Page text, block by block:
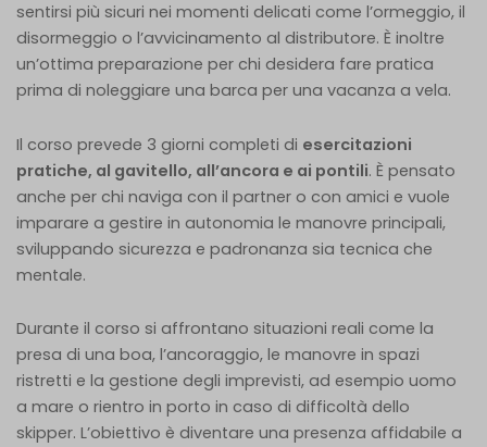
sentirsi più sicuri nei momenti delicati come l’ormeggio, il
disormeggio o l’avvicinamento al distributore. È inoltre
un’ottima preparazione per chi desidera fare pratica
prima di noleggiare una barca per una vacanza a vela.
Il corso prevede 3 giorni completi di esercitazioni
pratiche, al gavitello, all’ancora e ai pontili. È pensato
anche per chi naviga con il partner o con amici e vuole
imparare a gestire in autonomia le manovre principali,
sviluppando sicurezza e padronanza sia tecnica che
mentale.
Durante il corso si affrontano situazioni reali come la
presa di una boa, l’ancoraggio, le manovre in spazi
ristretti e la gestione degli imprevisti, ad esempio uomo
a mare o rientro in porto in caso di difficoltà dello
skipper. L’obiettivo è diventare una presenza affidabile a